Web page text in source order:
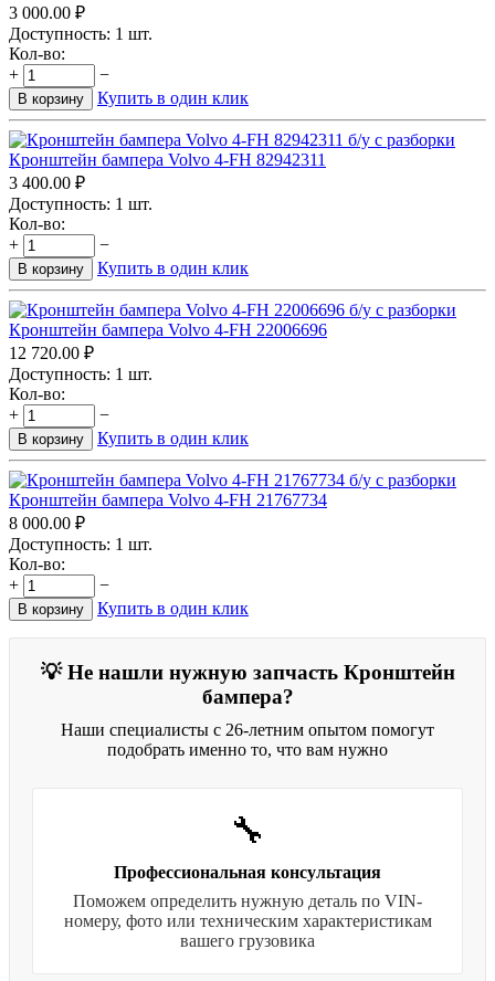
3 000.00 ₽
Доступность: 1 шт.
Кол-во:
+
−
В корзину Купить в один клик
Кронштейн бампера Volvo 4-FH 82942311
3 400.00 ₽
Доступность: 1 шт.
Кол-во:
+
−
В корзину Купить в один клик
Кронштейн бампера Volvo 4-FH 22006696
12 720.00 ₽
Доступность: 1 шт.
Кол-во:
+
−
В корзину Купить в один клик
Кронштейн бампера Volvo 4-FH 21767734
8 000.00 ₽
Доступность: 1 шт.
Кол-во:
+
−
В корзину Купить в один клик
💡 Не нашли нужную запчасть Кронштейн
бампера?
Наши специалисты с 26-летним опытом помогут
подобрать именно то, что вам нужно
🔧
Профессиональная консультация
Поможем определить нужную деталь по VIN-
номеру, фото или техническим характеристикам
вашего грузовика